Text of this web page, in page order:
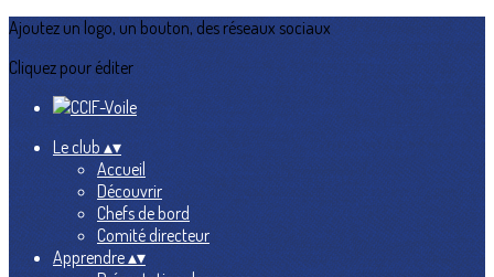
Ajoutez un logo, un bouton, des réseaux sociaux
Cliquez pour éditer
Le club ▴▾
Accueil
Découvrir
Chefs de bord
Comité directeur
Apprendre▴▾